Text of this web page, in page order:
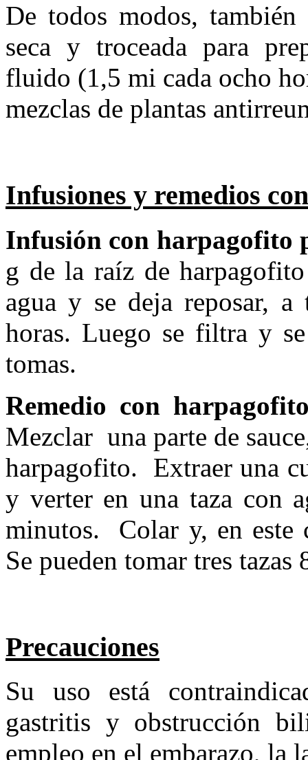
De todos modos,
seca y troceada para
fluido (1,5 mi cada ocho
mezclas de plantas
Infusiones y remedios
Infusión con harpagofito
g de la raíz de
agua y se deja reposar, a
horas. Luego se filtra y
tomas.
Remedio con
Mezclar una parte de
harpagofito. Extraer una
y verter en una taza con
minutos. Colar y, en este
Se pueden tomar tres
Precauciones
Su uso está
gastritis y obstrucción
empleo en el embarazo, la